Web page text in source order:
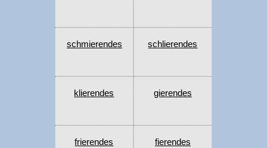
schmierendes schlierendes
klierendes gierendes
frierendes fierendes